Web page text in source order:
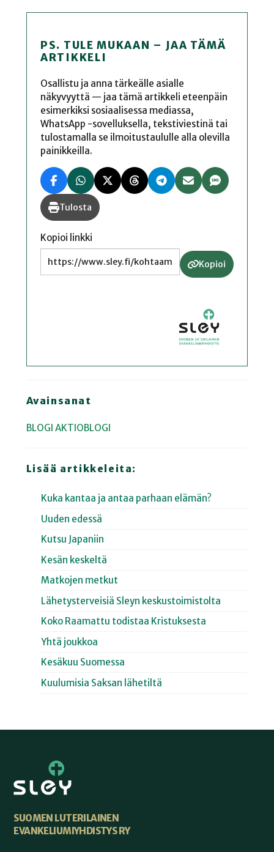
PS. TULE MUKAAN – JAA TÄMÄ
ARTIKKELI
Osallistu ja anna tärkeälle asialle
näkyvyyttä — jaa tämä artikkeli eteenpäin
esimerkiksi sosiaalisessa mediassa,
WhatsApp -sovelluksella, tekstiviestinä tai
tulostamalla se ilmoitustaululle alla olevilla
painikkeilla.
Tulosta
Kopioi linkki
Kopioi
Avainsanat
BLOGI AKTIOBLOGI
Lisää artikkeleita:
Kuka kantaa ja antaa parhaan elämän?
Uuden edessä
Kutsu Japaniin
Kesän keskeltä
Matkojen metkut
Lähetysterveisiä Sleyn keskustoimistolta
Koko Raamattu todistaa Kristuksesta
Yhtä joukkoa
Kesäkuu Suomessa
Kuulumisia Saksan lähetiltä
SUOMEN LUTERILAINEN
EVANKELIUMIYHDISTYS RY